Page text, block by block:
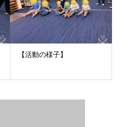
【活動の様子】